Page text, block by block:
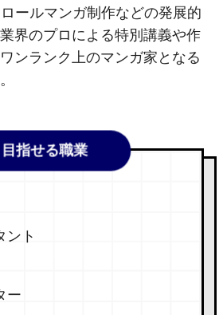
ールマンガ制作などの発展的
界のプロによる特別講義や作
ンランク上のマンガ家となる
目指せる職業
ント
ー